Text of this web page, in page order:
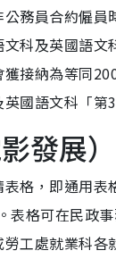
務員合約僱員
科及英國語文
接納為等同
國語文科「第
發展
表格，即通用
表格可在民政
工處就業科各